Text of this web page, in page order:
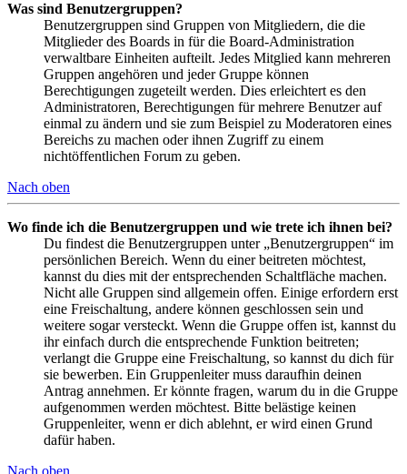
Was sind Benutzergruppen?
Benutzergruppen sind Gruppen von Mitgliedern, die die
Mitglieder des Boards in für die Board-Administration
verwaltbare Einheiten aufteilt. Jedes Mitglied kann mehreren
Gruppen angehören und jeder Gruppe können
Berechtigungen zugeteilt werden. Dies erleichtert es den
Administratoren, Berechtigungen für mehrere Benutzer auf
einmal zu ändern und sie zum Beispiel zu Moderatoren eines
Bereichs zu machen oder ihnen Zugriff zu einem
nichtöffentlichen Forum zu geben.
Nach oben
Wo finde ich die Benutzergruppen und wie trete ich ihnen bei?
Du findest die Benutzergruppen unter „Benutzergruppen“ im
persönlichen Bereich. Wenn du einer beitreten möchtest,
kannst du dies mit der entsprechenden Schaltfläche machen.
Nicht alle Gruppen sind allgemein offen. Einige erfordern erst
eine Freischaltung, andere können geschlossen sein und
weitere sogar versteckt. Wenn die Gruppe offen ist, kannst du
ihr einfach durch die entsprechende Funktion beitreten;
verlangt die Gruppe eine Freischaltung, so kannst du dich für
sie bewerben. Ein Gruppenleiter muss daraufhin deinen
Antrag annehmen. Er könnte fragen, warum du in die Gruppe
aufgenommen werden möchtest. Bitte belästige keinen
Gruppenleiter, wenn er dich ablehnt, er wird einen Grund
dafür haben.